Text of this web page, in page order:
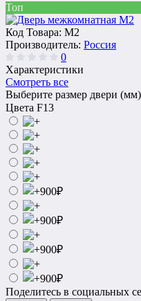
Топ
Код Товара: M2
Производитель: Россия
0
Характеристики
Смотреть все
Выберите размер двери (мм)
Цвета F13
Поделитесь в социальных